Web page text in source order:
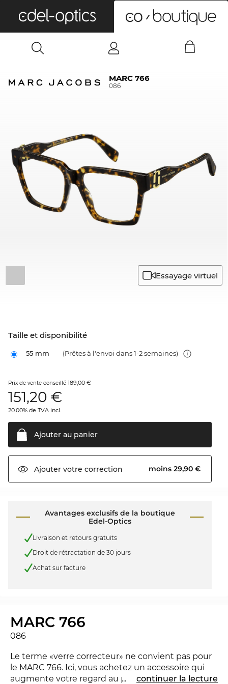
MARC 766
086
Essayage virtuel
Taille et disponibilité
55 mm (Prêtes à l'envoi dans 1-2 semaines)
Prix de vente conseillé 189,00 €
151,20 €
20.00% de TVA incl.
Ajouter au panier
Ajouter votre correction moins 29,90 €
Avantages exclusifs de la boutique
Edel-Optics
Livraison et retours gratuits
Droit de rétractation de 30 jours
Achat sur facture
MARC 766
086
Le terme «verre correcteur» ne convient pas pour
le MARC 766. Ici, vous achetez un accessoire qui
augmente votre regard au prochain niveau et
... continuer la lecture